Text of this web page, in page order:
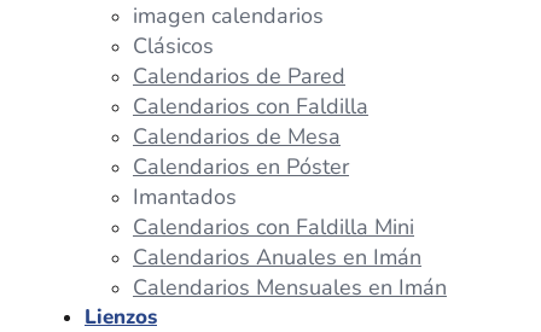
imagen calendarios
Clásicos
Calendarios de Pared
Calendarios con Faldilla
Calendarios de Mesa
Calendarios en Póster
Imantados
Calendarios con Faldilla Mini
Calendarios Anuales en Imán
Calendarios Mensuales en Imán
Lienzos